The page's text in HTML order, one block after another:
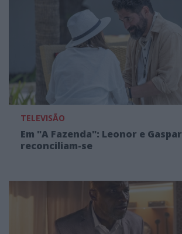
TELEVISÃO
Em "A Fazenda": Leonor e Gaspar
reconciliam-se